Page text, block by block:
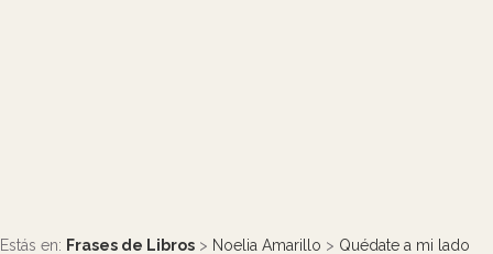
Estás en: Frases de Libros > Noelia Amarillo > Quédate a mi lado